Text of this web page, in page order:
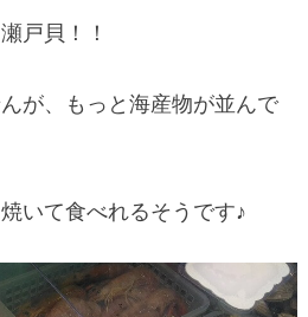
戸貝！！
が、もっと海産物が並んで
いて食べれるそうです♪